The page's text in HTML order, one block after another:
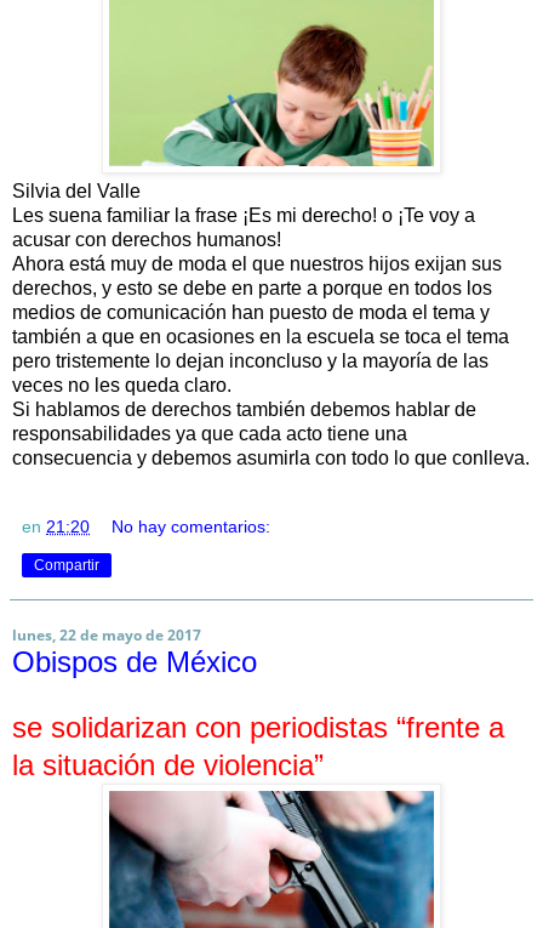
Silvia del Valle
Les suena familiar la frase ¡Es mi derecho! o ¡Te voy a
acusar con derechos humanos!
Ahora está muy de moda el que nuestros hijos exijan sus
derechos, y esto se debe en parte a porque en todos los
medios de comunicación han puesto de moda el tema y
también a que en ocasiones en la escuela se toca el tema
pero tristemente lo dejan inconcluso y la mayoría de las
veces no les queda claro.
Si hablamos de derechos también debemos hablar de
responsabilidades ya que cada acto tiene una
consecuencia y debemos asumirla con todo lo que conlleva.
en 21:20 No hay comentarios:
Compartir
lunes, 22 de mayo de 2017
Obispos de México
se solidarizan con periodistas “frente a
la situación de violencia”